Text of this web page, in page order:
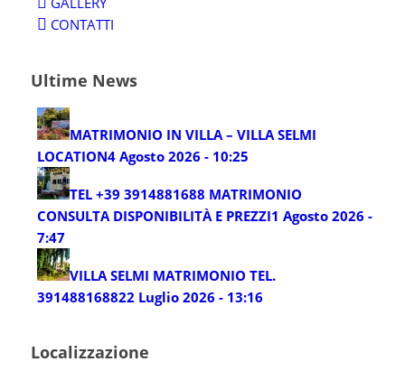
CONTATTI
Ultime News
MATRIMONIO IN VILLA – VILLA SELMI
LOCATION4 Agosto 2026 - 10:25
TEL +39 3914881688 MATRIMONIO
CONSULTA DISPONIBILITÀ E PREZZI1 Agosto 2026 -
7:47
VILLA SELMI MATRIMONIO TEL.
391488168822 Luglio 2026 - 13:16
Localizzazione